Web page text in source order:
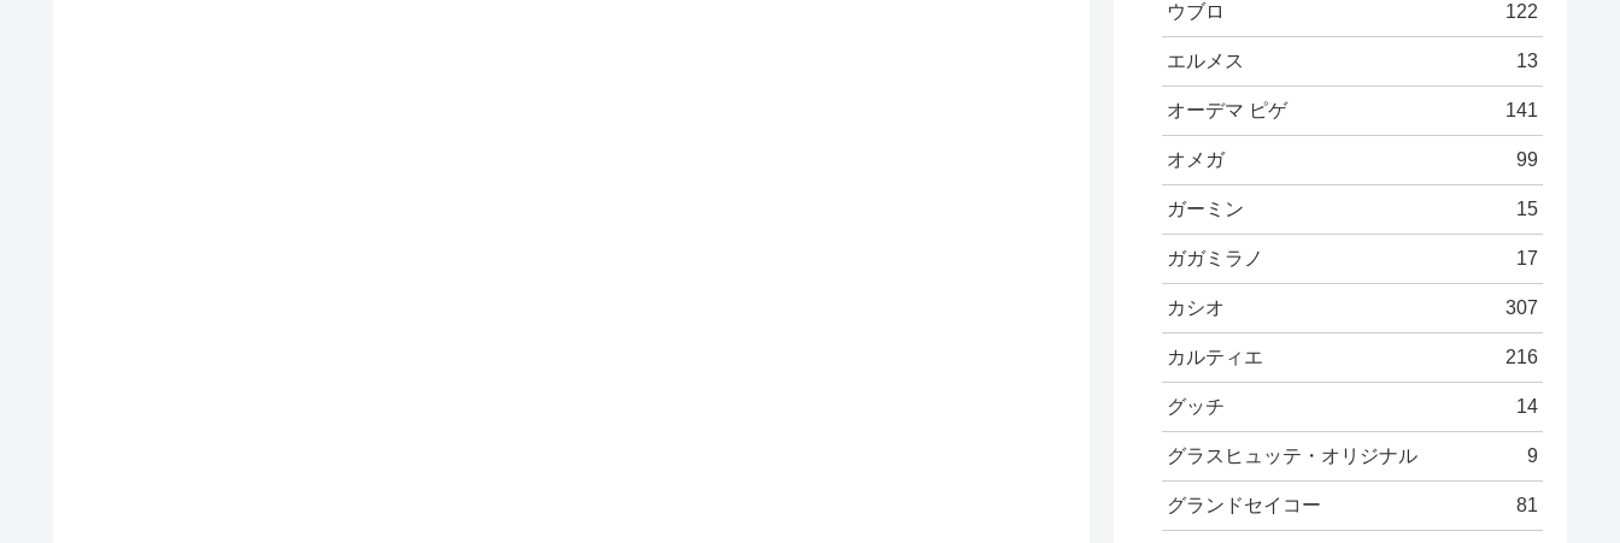
ウブロ 122
エルメス 13
オーデマ ピゲ 141
オメガ 99
ガーミン 15
ガガミラノ 17
カシオ 307
カルティエ 216
グッチ 14
グラスヒュッテ・オリジナル 9
グランドセイコー 81